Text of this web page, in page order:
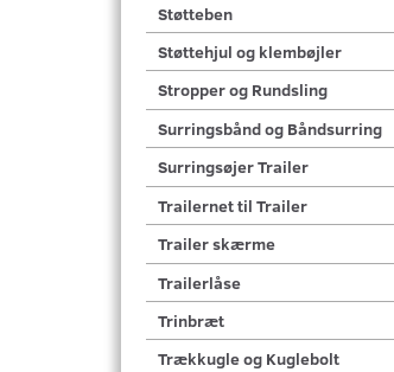
Støtteben
Støttehjul og klembøjler
Stropper og Rundsling
Surringsbånd og Båndsurring
Surringsøjer Trailer
Trailernet til Trailer
Trailer skærme
Trailerlåse
Trinbræt
Trækkugle og Kuglebolt